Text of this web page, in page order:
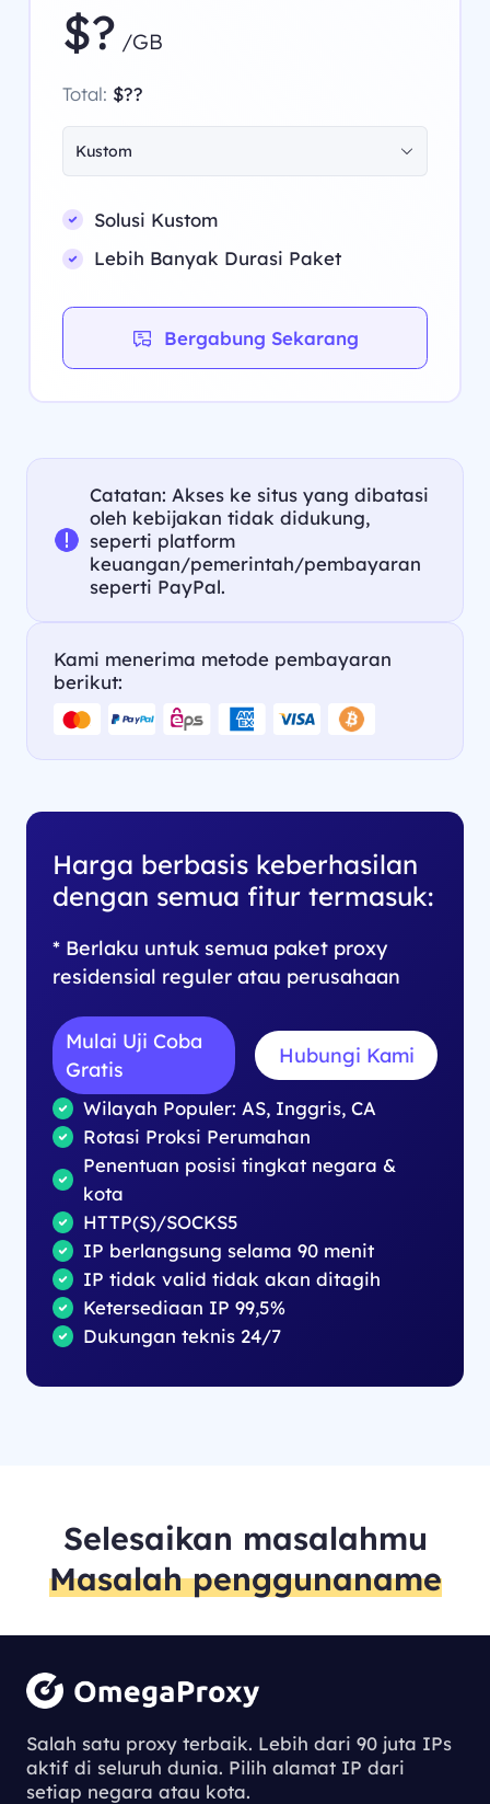
$? /GB
Total: $??
Kustom
Solusi Kustom
Lebih Banyak Durasi Paket
Bergabung Sekarang
Catatan: Akses ke situs yang dibatasi
oleh kebijakan tidak didukung,
seperti platform
keuangan/pemerintah/pembayaran
seperti PayPal.
Kami menerima metode pembayaran
berikut:
Harga berbasis keberhasilan
dengan semua fitur termasuk:
* Berlaku untuk semua paket proxy
residensial reguler atau perusahaan
Mulai Uji Coba
Gratis
Hubungi Kami
Wilayah Populer: AS, Inggris, CA
Rotasi Proksi Perumahan
Penentuan posisi tingkat negara &
kota
HTTP(S)/SOCKS5
IP berlangsung selama 90 menit
IP tidak valid tidak akan ditagih
Ketersediaan IP 99,5%
Dukungan teknis 24/7
Selesaikan masalahmu
Masalah penggunaname
Salah satu proxy terbaik. Lebih dari 90 juta IPs
aktif di seluruh dunia. Pilih alamat IP dari
setiap negara atau kota.